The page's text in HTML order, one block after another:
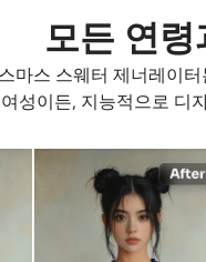
모든 연
마스 스웨터 제너레이터
성이든, 지능적으로 디